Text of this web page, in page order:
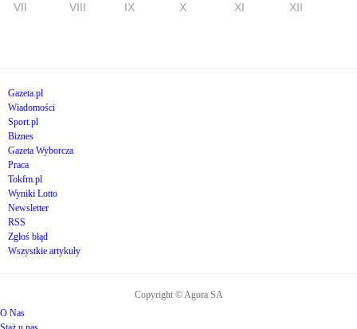
VII
VIII IX X XI XII
Gazeta.pl
Wiadomości
Sport.pl
Biznes
Gazeta Wyborcza
Praca
Tokfm.pl
Wyniki Lotto
Newsletter
RSS
Zgłoś błąd
Wszystkie artykuły
Copyright © Agora SA
O Nas